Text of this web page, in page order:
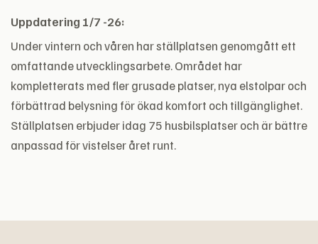
Uppdatering 1/7 -26:
Under vintern och våren har ställplatsen genomgått ett
omfattande utvecklingsarbete. Området har
kompletterats med fler grusade platser, nya elstolpar och
förbättrad belysning för ökad komfort och tillgänglighet.
Ställplatsen erbjuder idag 75 husbilsplatser och är bättre
anpassad för vistelser året runt.